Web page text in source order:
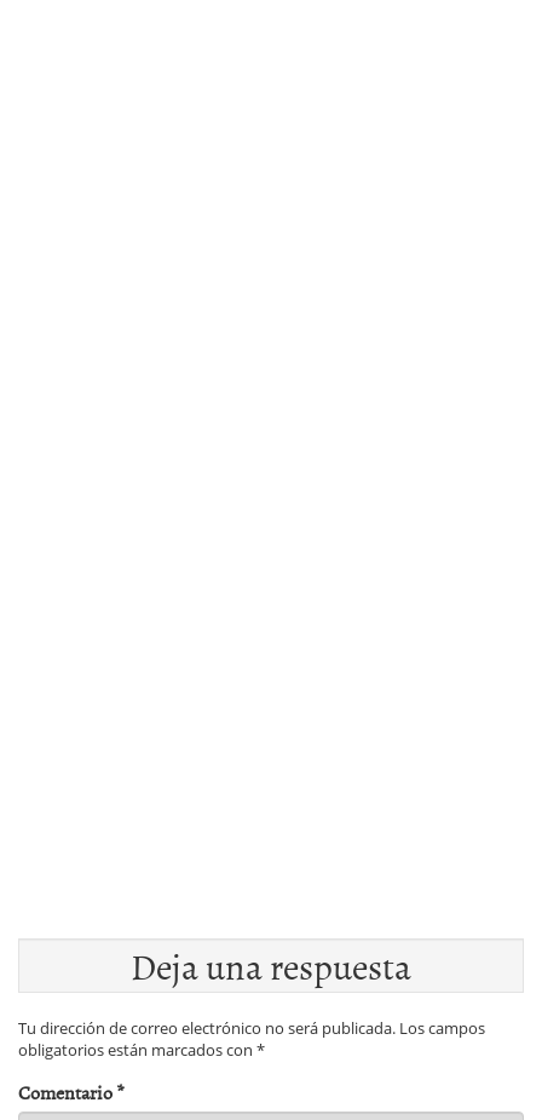
Deja una respuesta
Tu dirección de correo electrónico no será publicada. Los campos
obligatorios están marcados con *
Comentario*